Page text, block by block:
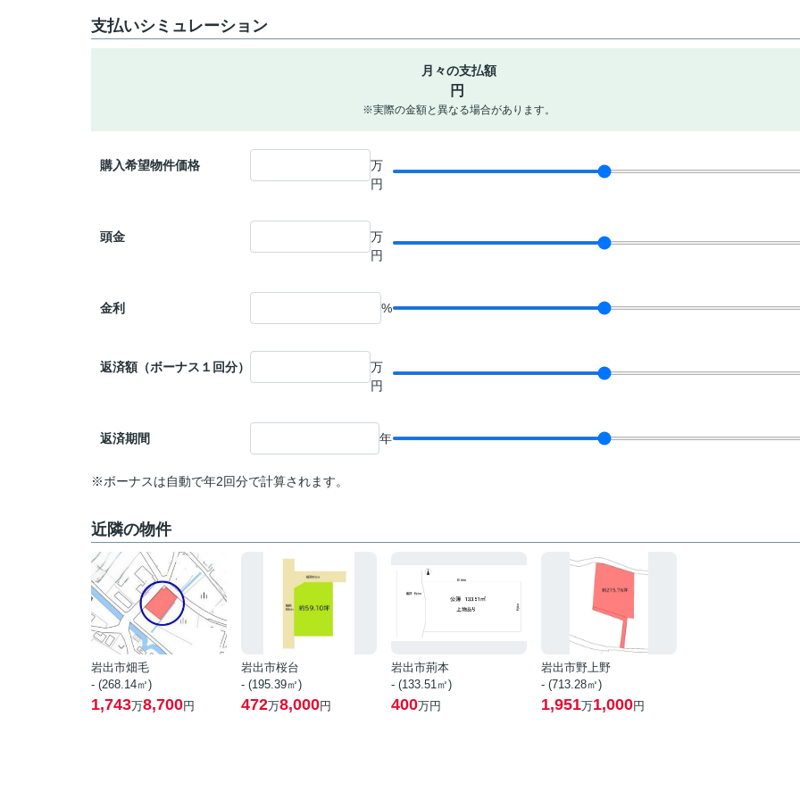
支払いシミュレーション
月々の支払額
円
※実際の金額と異なる場合があります。
購入希望物件価格
万
円
頭金
万
円
金利 %
返済額（ボーナス１回分）
万
円
返済期間 年
※ボーナスは自動で年2回分で計算されます。
近隣の物件
岩出市畑毛
- (268.14㎡)
1,743万8,700円
岩出市桜台
- (195.39㎡)
472万8,000円
岩出市荊本
- (133.51㎡)
400万円
岩出市野上野
- (713.28㎡)
1,951万1,000円